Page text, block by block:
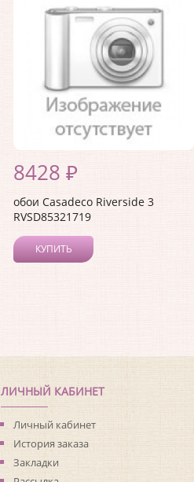
8428 ₽
обои Casadeco Riverside 3
RVSD85321719
КУПИТЬ
ЛИЧНЫЙ КАБИНЕТ
Личный кабинет
История заказа
Закладки